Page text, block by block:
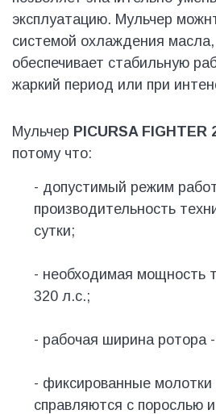
эксплуатацию. Мульчер
системой охлаждения масла,
обеспечивает стабильную
жаркий период или при
Мульчер PICURSA FIGHTER
потому что:
- допустимый режим
производительность
сутки;
- необходимая мощность
320 л.с.;
- рабочая ширина ротора
- фиксированные молотки
справляются с порослью